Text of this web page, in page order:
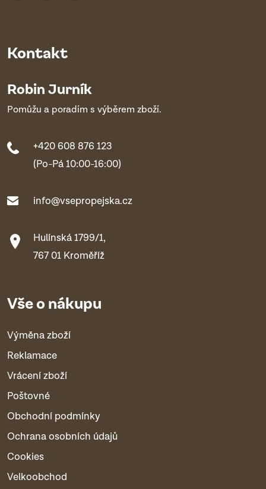
Kontakt
Robin Jurník
Pomůžu a poradím s výběrem zboží.
+420 608 876 123
(Po-Pá 10:00-16:00)
info@vsepropejska.cz
Hulínská 1799/1,
767 01 Kroměříž
Vše o nákupu
Výměna zboží
Reklamace
Vrácení zboží
Poštovné
Obchodní podmínky
Ochrana osobních údajů
Cookies
Velkoobchod